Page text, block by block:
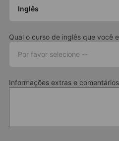
Inglês
Qual o curso de inglês que você
Por favor selecione --
Informações extras e comentários